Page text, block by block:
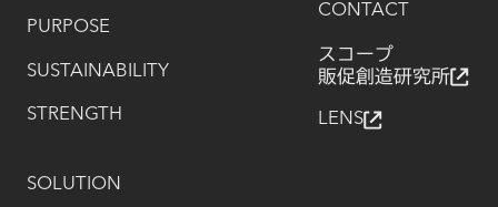
PURPOSE
SUSTAINABILITY
STRENGTH
SOLUTION
CONTACT
スコープ
販促創造研究所
LENS